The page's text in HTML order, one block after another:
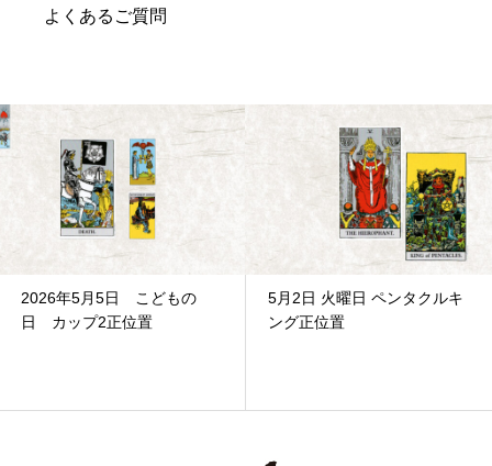
よくあるご質問
2026年5月5日 こどもの
日 カップ2正位置
5月2日 火曜日 ペンタクルキ
ング正位置